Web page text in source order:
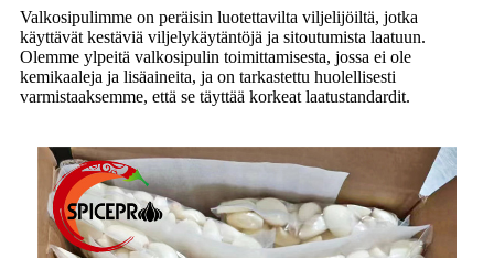
Valkosipulimme on peräisin luotettavilta viljelijöiltä, ​​jotka
käyttävät kestäviä viljelykäytäntöjä ja sitoutumista laatuun.
Olemme ylpeitä valkosipulin toimittamisesta, jossa ei ole
kemikaaleja ja lisäaineita, ja on tarkastettu huolellisesti
varmistaaksemme, että se täyttää korkeat laatustandardit.